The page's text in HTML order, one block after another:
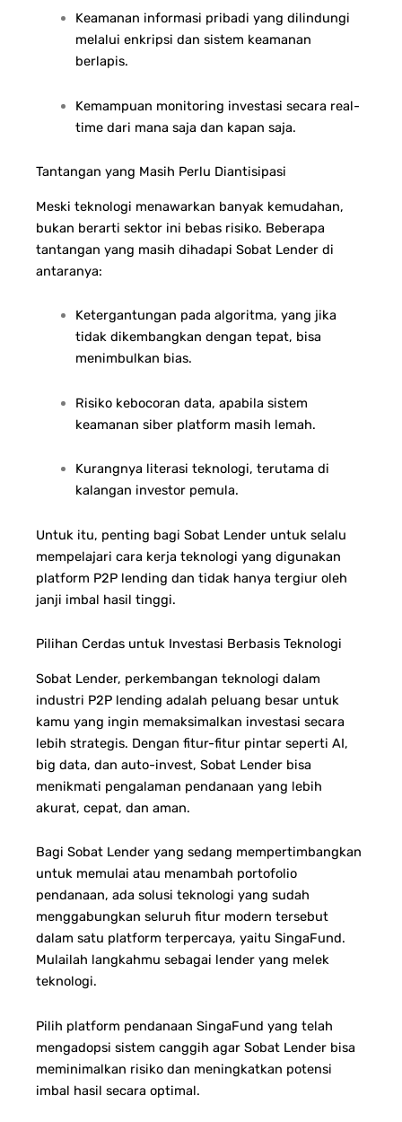
Keamanan informasi pribadi yang dilindungi
melalui enkripsi dan sistem keamanan
berlapis.
Kemampuan monitoring investasi secara real-
time dari mana saja dan kapan saja.
Tantangan yang Masih Perlu Diantisipasi
Meski teknologi menawarkan banyak kemudahan,
bukan berarti sektor ini bebas risiko. Beberapa
tantangan yang masih dihadapi Sobat Lender di
antaranya:
Ketergantungan pada algoritma, yang jika
tidak dikembangkan dengan tepat, bisa
menimbulkan bias.
Risiko kebocoran data, apabila sistem
keamanan siber platform masih lemah.
Kurangnya literasi teknologi, terutama di
kalangan investor pemula.
Untuk itu, penting bagi Sobat Lender untuk selalu
mempelajari cara kerja teknologi yang digunakan
platform P2P lending dan tidak hanya tergiur oleh
janji imbal hasil tinggi.
Pilihan Cerdas untuk Investasi Berbasis Teknologi
Sobat Lender, perkembangan teknologi dalam
industri P2P lending adalah peluang besar untuk
kamu yang ingin memaksimalkan investasi secara
lebih strategis. Dengan fitur-fitur pintar seperti AI,
big data, dan auto-invest, Sobat Lender bisa
menikmati pengalaman pendanaan yang lebih
akurat, cepat, dan aman.
Bagi Sobat Lender yang sedang mempertimbangkan
untuk memulai atau menambah portofolio
pendanaan, ada solusi teknologi yang sudah
menggabungkan seluruh fitur modern tersebut
dalam satu platform terpercaya, yaitu SingaFund.
Mulailah langkahmu sebagai lender yang melek
teknologi.
Pilih platform pendanaan SingaFund yang telah
mengadopsi sistem canggih agar Sobat Lender bisa
meminimalkan risiko dan meningkatkan potensi
imbal hasil secara optimal.